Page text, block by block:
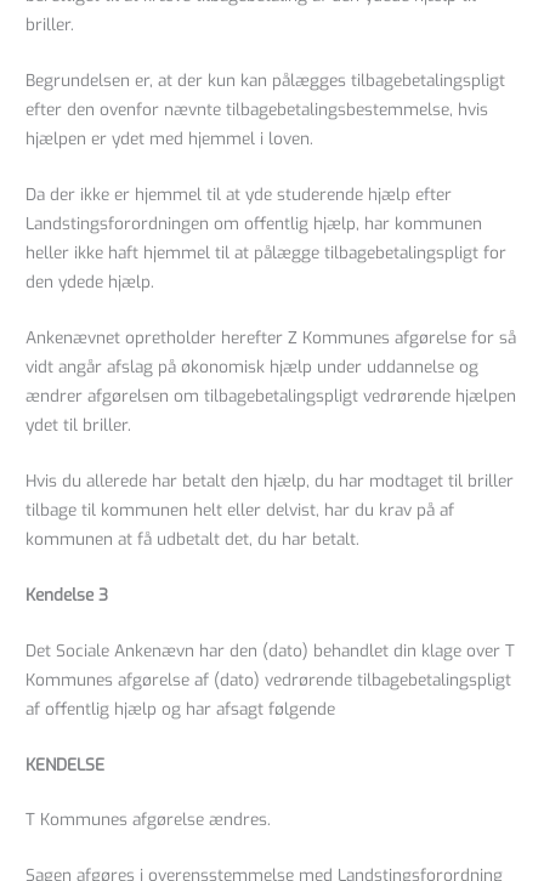
briller.
Begrundelsen er, at der kun kan pålægges tilbagebetalingspligt
efter den ovenfor nævnte tilbagebetalingsbestemmelse, hvis
hjælpen er ydet med hjemmel i loven.
Da der ikke er hjemmel til at yde studerende hjælp efter
Landstingsforordningen om offentlig hjælp, har kommunen
heller ikke haft hjemmel til at pålægge tilbagebetalingspligt for
den ydede hjælp.
Ankenævnet opretholder herefter Z Kommunes afgørelse for så
vidt angår afslag på økonomisk hjælp under uddannelse og
ændrer afgørelsen om tilbagebetalingspligt vedrørende hjælpen
ydet til briller.
Hvis du allerede har betalt den hjælp, du har modtaget til briller
tilbage til kommunen helt eller delvist, har du krav på af
kommunen at få udbetalt det, du har betalt.
Kendelse 3
Det Sociale Ankenævn har den (dato) behandlet din klage over T
Kommunes afgørelse af (dato) vedrørende tilbagebetalingspligt
af offentlig hjælp og har afsagt følgende
KENDELSE
T Kommunes afgørelse ændres.
Sagen afgøres i overensstemmelse med Landstingsforordning